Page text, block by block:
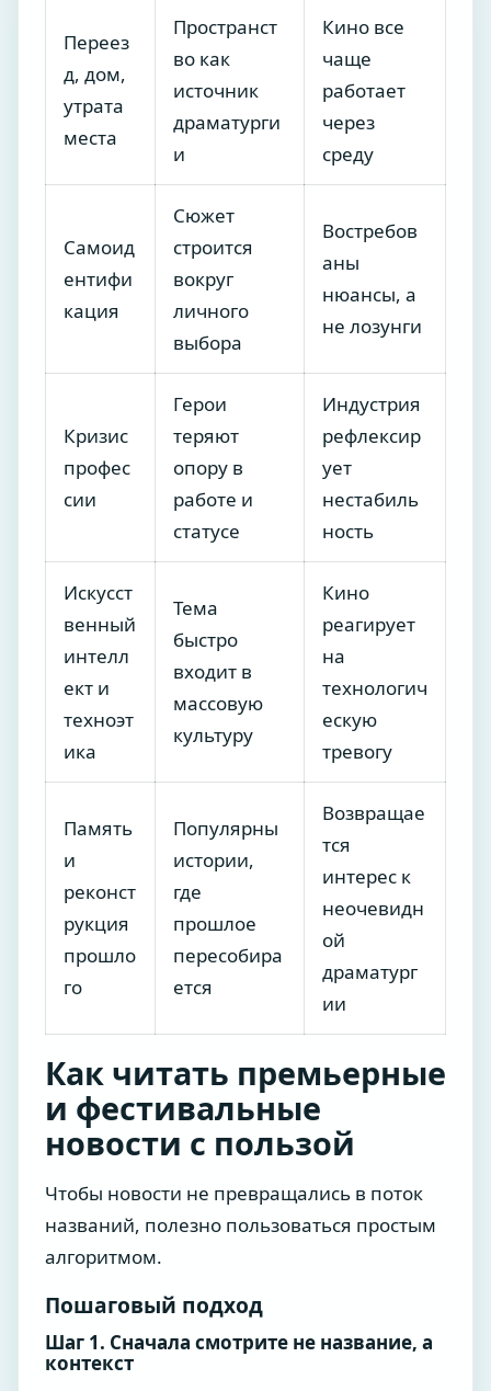
Переез
д, дом,
утрата
места
Пространст
во как
источник
драматурги
и
Кино все
чаще
работает
через
среду
Самоид
ентифи
кация
Сюжет
строится
вокруг
личного
выбора
Востребов
аны
нюансы, а
не лозунги
Кризис
профес
сии
Герои
теряют
опору в
работе и
статусе
Индустрия
рефлексир
ует
нестабиль
ность
Искусст
венный
интелл
ект и
техноэт
ика
Тема
быстро
входит в
массовую
культуру
Кино
реагирует
на
технологич
ескую
тревогу
Память
и
реконст
рукция
прошло
го
Популярны
истории,
где
прошлое
пересобира
ется
Возвращае
тся
интерес к
неочевидн
ой
драматург
ии
Как читать премьерные
и фестивальные
новости с пользой
Чтобы новости не превращались в поток
названий, полезно пользоваться простым
алгоритмом.
Пошаговый подход
Шаг 1. Сначала смотрите не название, а
контекст